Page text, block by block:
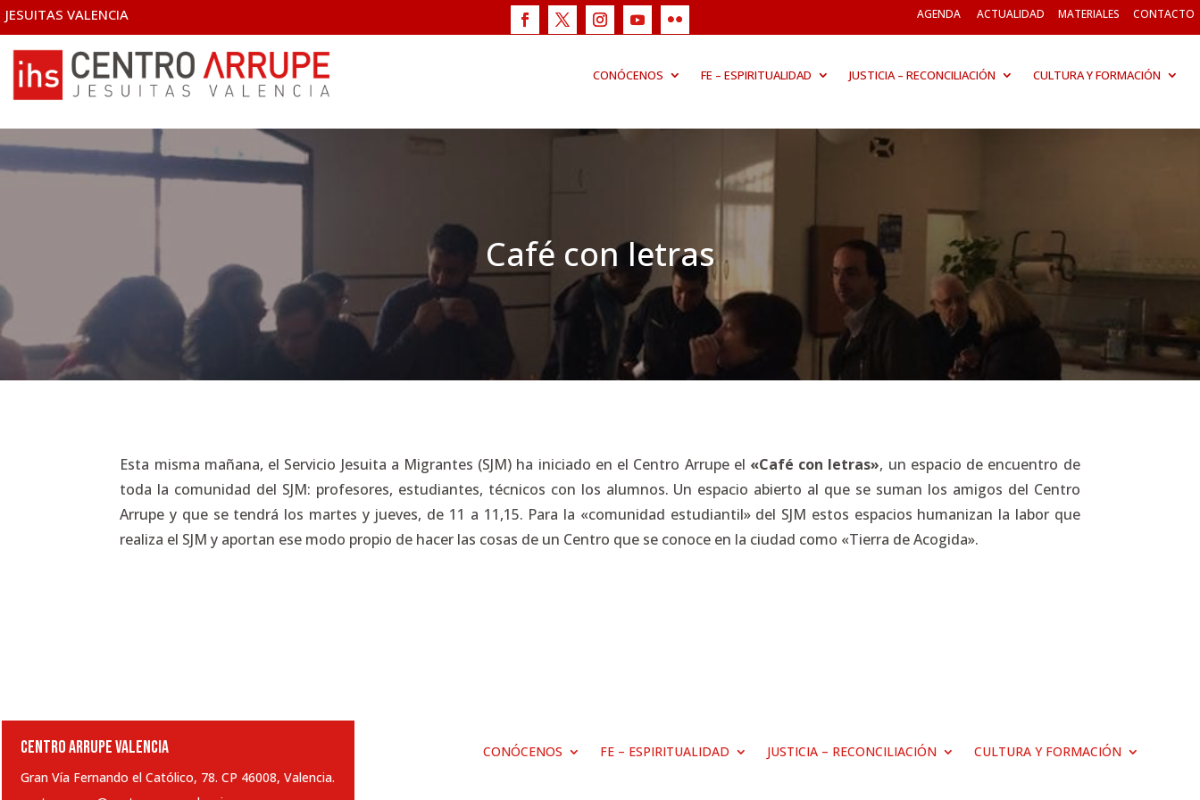
JESUITAS VALENCIA AGENDA ACTUALIDAD MATERIALES CONTACTO
CONÓCENOS FE – ESPIRITUALIDAD JUSTICIA – RECONCILIACIÓN CULTURA Y FORMACIÓN
Café con letras
Esta misma mañana, el Servicio Jesuita a Migrantes (SJM) ha iniciado en el Centro Arrupe el «Café con letras», un espacio de encuentro de
toda la comunidad del SJM: profesores, estudiantes, técnicos con los alumnos. Un espacio abierto al que se suman los amigos del Centro
Arrupe y que se tendrá los martes y jueves, de 11 a 11,15. Para la «comunidad estudiantil» del SJM estos espacios humanizan la labor que
realiza el SJM y aportan ese modo propio de hacer las cosas de un Centro que se conoce en la ciudad como «Tierra de Acogida».
CENTRO ARRUPE VALENCIA
Gran Vía Fernando el Católico, 78. CP 46008, Valencia.
CONÓCENOS FE – ESPIRITUALIDAD JUSTICIA – RECONCILIACIÓN CULTURA Y FORMACIÓN